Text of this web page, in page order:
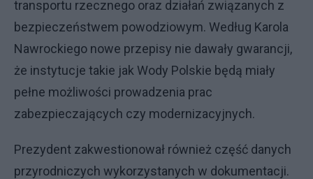
transportu rzecznego oraz działań związanych z
bezpieczeństwem powodziowym. Według Karola
Nawrockiego nowe przepisy nie dawały gwarancji,
że instytucje takie jak Wody Polskie będą miały
pełne możliwości prowadzenia prac
zabezpieczających czy modernizacyjnych.
Prezydent zakwestionował również część danych
przyrodniczych wykorzystanych w dokumentacji.